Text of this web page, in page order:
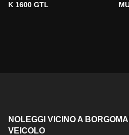
K 1600 GTL
NOLEGGI VICINO A
VEICOLO